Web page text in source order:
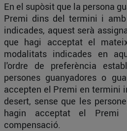
En el supòsit que la persona
Premi dins del termini i
indicades, aquest serà
que hagi acceptat el
modalitats indicades en
l'ordre de preferència
persones guanyadores o
accepten el Premi en termini
desert, sense que les
hagin acceptat el
compensació.